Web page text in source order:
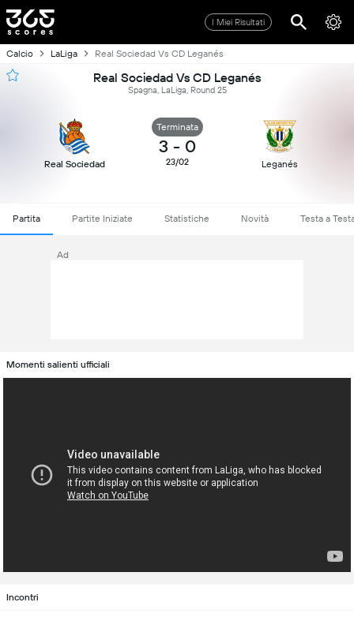
I Miei Risultati
Calcio LaLiga Real Sociedad Vs CD Leganés
Real Sociedad Vs CD Leganés
Spagna, LaLiga, Round 25
Real Sociedad
Terminata
3 - 0
23/02 Leganés
Partita Partite Iniziate Statistiche Novità Testa a
Ad
Momenti salienti ufficiali
Incontri